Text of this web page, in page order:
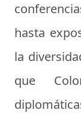
hasta
la
que